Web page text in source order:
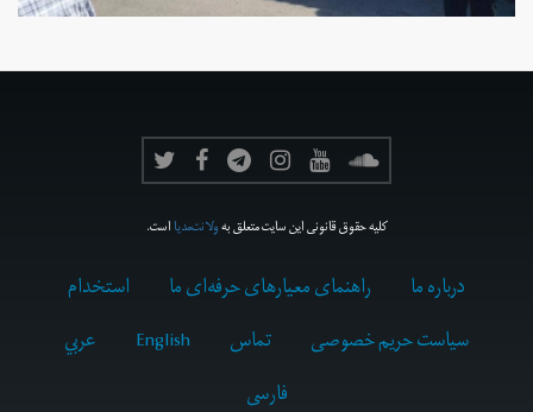
کلیه حقوق قانونی این سایت متعلق بهولانت‌مدیااست.
درباره ما راهنمای معیارهای حرفه‌ای ما
استخدام
سیاست حریم خصوصی
تماس English
عربي
فارسى